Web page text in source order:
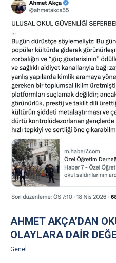
AHMET AKÇA’DAN
OLAYLARA DAIR
Genel